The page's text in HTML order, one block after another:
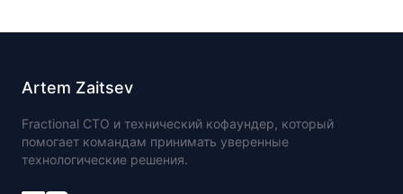
Artem Zaitsev
Fractional CTO и технический кофаундер, который
помогает командам принимать уверенные
технологические решения.